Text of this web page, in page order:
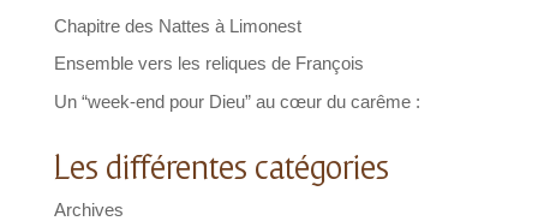
Chapitre des Nattes à Limonest
Ensemble vers les reliques de François
Un “week-end pour Dieu” au cœur du carême :
Les différentes catégories
Archives